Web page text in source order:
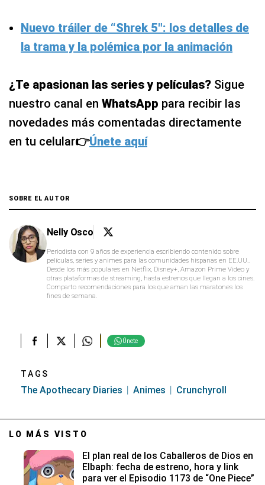
Nuevo tráiler de “Shrek 5″: los detalles de
la trama y la polémica por la animación
¿Te apasionan las series y películas? Sigue
nuestro canal en WhatsApp para recibir las
novedades más comentadas directamente
en tu celular👉Únete aquí
SOBRE EL AUTOR
Nelly Osco
Periodista con 9 años de experiencia escribiendo contenido sobre
películas, series y animes para las comunidades hispanas en EE.UU..
Desde los más populares en Netflix, Disney+, Amazon Prime Video y
otras plataformas de streaming, hasta estrenos que llegan a los cines.
Comparto recomendaciones para los que aman las maratones los
fines de semana.
Únete
TAGS
The Apothecary Diaries Animes Crunchyroll
LO MÁS VISTO
El plan real de los Caballeros de Dios en
Elbaph: fecha de estreno, hora y link
para ver el Episodio 1173 de “One Piece”